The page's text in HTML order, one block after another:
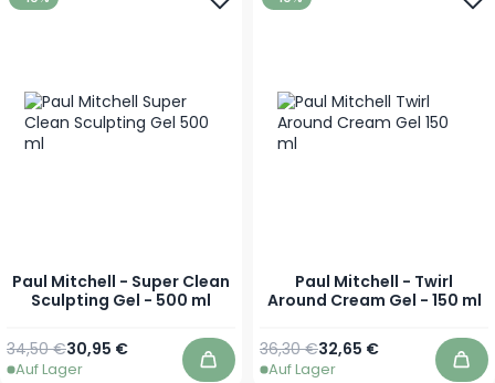
Paul Mitchell - Super Clean
Sculpting Gel - 500 ml
Sonderpreis
30,95 €
Regulärer Preis
34,50 €
Auf Lager In den Warenkorb
Paul Mitchell - Twirl
Around Cream Gel - 150 ml
Sonderpreis
32,65 €
Regulärer Preis
36,30 €
Auf Lager In